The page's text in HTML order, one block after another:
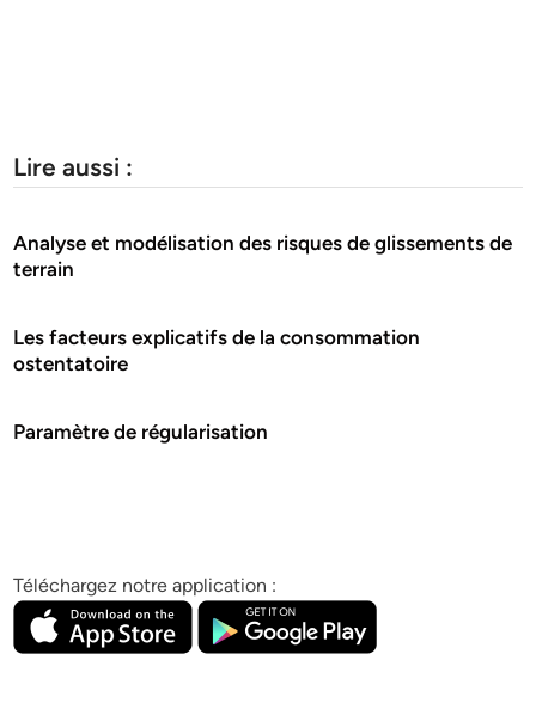
Lire aussi :
Analyse et modélisation des risques de glissements de
terrain
Les facteurs explicatifs de la consommation
ostentatoire
Paramètre de régularisation
Téléchargez notre application :